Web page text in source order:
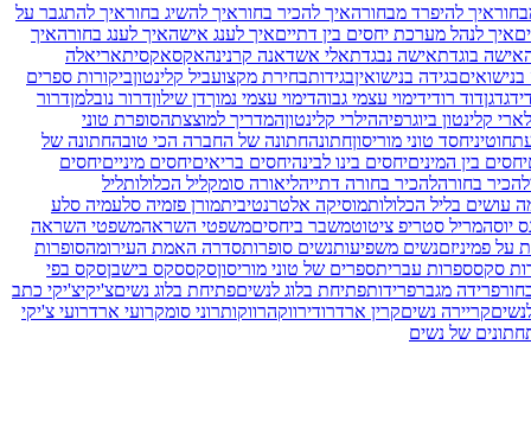
איך להיפרד מבחורהאיך להכיר בחוראיך להשיג בחוראיך להתגבר על
איך לנהל מערכת יחסים בין דתייםאיך לענג אישהאיך לענג בחורהאיך
אישה בוגדתאישה נבגדתאלי אשדאנה קרנינהאקסאקסיתאריאלה
בנישואיםבגידה בנישואיןבגידותבחירת מקצועביל קלינטוןביקורות ספרים
דגדגןדוד רודידימוי עצמי גבוהדימוי עצמי נמוךדן שילוןדרור נובלמןדרור
קלינטון ביוגרפיההילרי קלינטוןהמדריך למוצצתהסופרת טוני
חוטיניחסד טוני מוריסוןחתונהחתונה של החברה הכי טובהחתונה של
יחסים בין המיניםיחסים בינו לבינהיחסים בריאיםיחסים מינייםיחסים
להכיר בחורהלהכיר בחורה דתייהליאורה סומקליל הכלולותליל
עושים בליל הכלולותמוסיקה אלטרנטיביתמורן פזמיה סלעמיה סלע
יוסהמריל סטריפ ציטוטמשבר ביחסיםמשפטי השראהמשפטי השראה
על פמיניזםנשים משפיעותנשים סופרותסדרה האמת העירומהסופרות
סקסספרות עבריתספרים של טוני מוריסוןסקססקס בישבןסקס בפי
פרידה מגברפרידותפתיחת בלוג לנשיםפתיחת בלוג נשיםצ'יקיצ'יקי כתב
קריירה נשיםקרין ארדרודירווקהרווקותרוני סומקרועי ארדרועי צ'יקי
של נשים